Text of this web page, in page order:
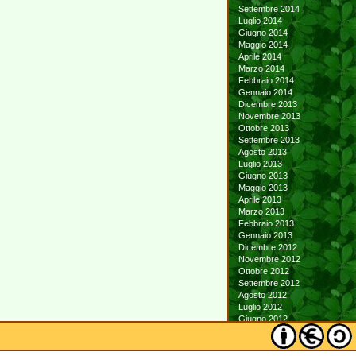
Settembre 2014
Luglio 2014
Giugno 2014
Maggio 2014
Aprile 2014
Marzo 2014
Febbraio 2014
Gennaio 2014
Dicembre 2013
Novembre 2013
Ottobre 2013
Settembre 2013
Agosto 2013
Luglio 2013
Giugno 2013
Maggio 2013
Aprile 2013
Marzo 2013
Febbraio 2013
Gennaio 2013
Dicembre 2012
Novembre 2012
Ottobre 2012
Settembre 2012
Agosto 2012
Luglio 2012
Giugno 2012
Maggio 2012
Aprile 2012